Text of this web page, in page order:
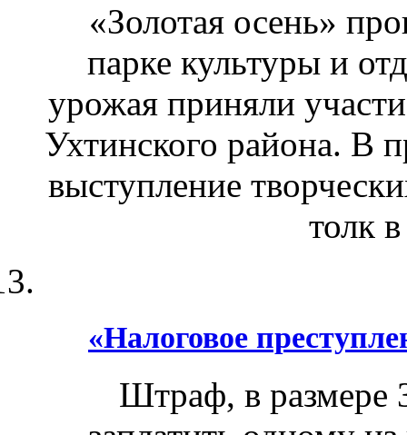
«Золотая осень»
парке культуры и
урожая приняли
Ухтинского района. В
выступление
толк
«Налоговое
Штраф, в размере